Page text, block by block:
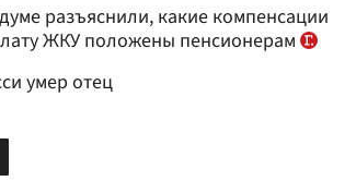
разъяснили, какие компенсации
ЖКУ положены пенсионерам
умер отец